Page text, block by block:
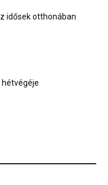
idősek otthonában
hétvégéje